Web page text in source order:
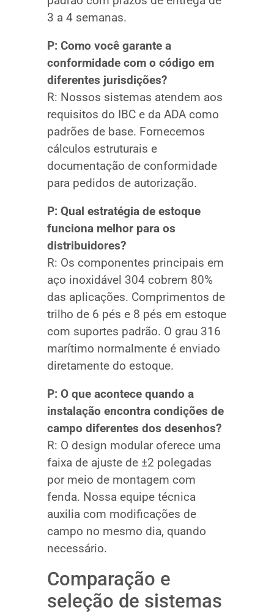
3 a 4 semanas.
P: Como você garante a
conformidade com o código em
diferentes jurisdições?
R: Nossos sistemas atendem aos
requisitos do IBC e da ADA como
padrões de base. Fornecemos
cálculos estruturais e
documentação de conformidade
para pedidos de autorização.
P: Qual estratégia de estoque
funciona melhor para os
distribuidores?
R: Os componentes principais em
aço inoxidável 304 cobrem 80%
das aplicações. Comprimentos de
trilho de 6 pés e 8 pés em estoque
com suportes padrão. O grau 316
marítimo normalmente é enviado
diretamente do estoque.
P: O que acontece quando a
instalação encontra condições de
campo diferentes dos desenhos?
R: O design modular oferece uma
faixa de ajuste de ±2 polegadas
por meio de montagem com
fenda. Nossa equipe técnica
auxilia com modificações de
campo no mesmo dia, quando
necessário.
Comparação e
seleção de sistemas